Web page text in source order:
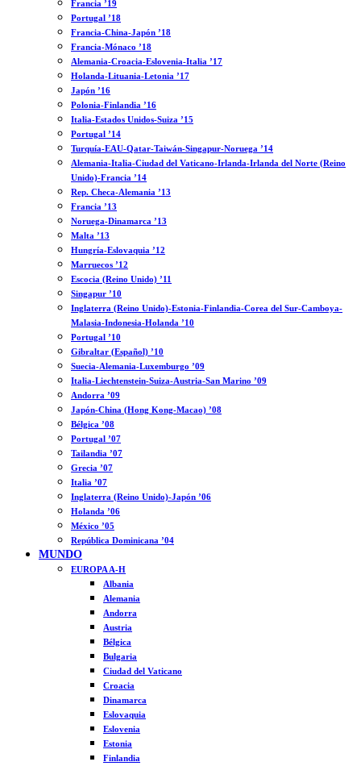
Francia ’19
Portugal ’18
Francia-China-Japón ’18
Francia-Mónaco ’18
Alemania-Croacia-Eslovenia-Italia ’17
Holanda-Lituania-Letonia ’17
Japón ’16
Polonia-Finlandia ’16
Italia-Estados Unidos-Suiza ’15
Portugal ’14
Turquía-EAU-Qatar-Taiwán-Singapur-Noruega ’14
Alemania-Italia-Ciudad del Vaticano-Irlanda-Irlanda del Norte (Reino
Unido)-Francia ’14
Rep. Checa-Alemania ’13
Francia ’13
Noruega-Dinamarca ’13
Malta ’13
Hungría-Eslovaquia ’12
Marruecos ’12
Escocia (Reino Unido) ’11
Singapur ’10
Inglaterra (Reino Unido)-Estonia-Finlandia-Corea del Sur-Camboya-
Malasia-Indonesia-Holanda ’10
Portugal ’10
Gibraltar (Español) ’10
Suecia-Alemania-Luxemburgo ’09
Italia-Liechtenstein-Suiza-Austria-San Marino ’09
Andorra ’09
Japón-China (Hong Kong-Macao) ’08
Bélgica ’08
Portugal ’07
Tailandia ’07
Grecia ’07
Italia ’07
Inglaterra (Reino Unido)-Japón ’06
Holanda ’06
México ’05
República Dominicana ’04
MUNDO
EUROPA A-H
Albania
Alemania
Andorra
Austria
Bélgica
Bulgaria
Ciudad del Vaticano
Croacia
Dinamarca
Eslovaquia
Eslovenia
Estonia
Finlandia